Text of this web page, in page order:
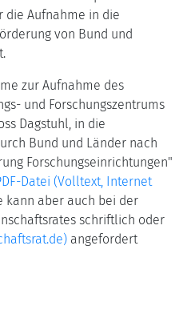
die Aufnahme in die
von Bund und
zur Aufnahme des
und Forschungszentrums
Dagstuhl, in die
Bund und Länder nach
Forschungseinrichtungen"
Datei (Volltext, Internet
kann aber auch bei der
schriftlich oder
angefordert